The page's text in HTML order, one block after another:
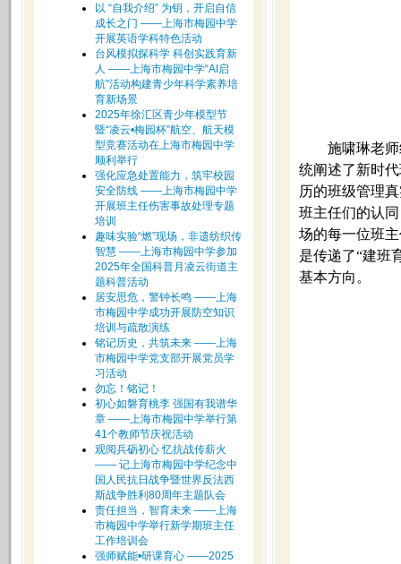
以 “自我介绍” 为钥，开启自信
成长之门 ——上海市梅园中学
开展英语学科特色活动
台风模拟探科学 科创实践育新
人 ——上海市梅园中学“AI启
航”活动构建青少年科学素养培
育新场景
2025年徐汇区青少年模型节
暨“凌云•梅园杯”航空、航天模
型竞赛活动在上海市梅园中学
顺利举行
强化应急处置能力，筑牢校园
安全防线 ——上海市梅园中学
开展班主任伤害事故处理专题
培训
趣味实验“燃”现场，非遗纺织传
智慧 ——上海市梅园中学参加
2025年全国科普月凌云街道主
题科普活动
居安思危，警钟长鸣 ——上海
市梅园中学成功开展防空知识
培训与疏散演练
铭记历史，共筑未来 ——上海
市梅园中学党支部开展党员学
习活动
勿忘！铭记！
初心如磐育桃李 强国有我谱华
章 ——上海市梅园中学举行第
41个教师节庆祝活动
观阅兵砺初心 忆抗战传薪火
—— 记上海市梅园中学纪念中
国人民抗日战争暨世界反法西
斯战争胜利80周年主题队会
责任担当，智育未来 ——上海
市梅园中学举行新学期班主任
工作培训会
强师赋能•研课育心 ——2025
施啸琳老
统阐述了新时
历的班级管理
班主任们的认
场的每一位班
是传递了“建班
基本方向。